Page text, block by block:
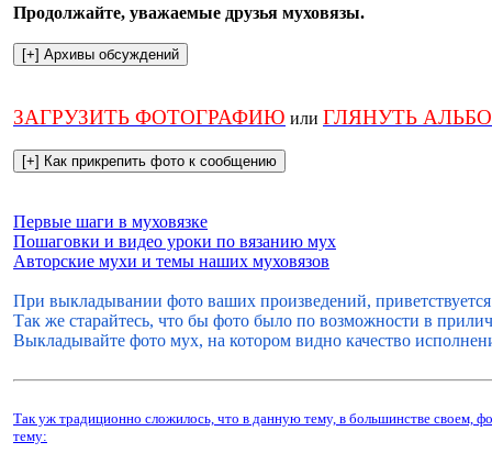
Продолжайте, уважаемые друзья муховязы.
ЗАГРУЗИТЬ ФОТОГРАФИЮ или ГЛЯНУТЬ
Первые шаги в муховязке
Пошаговки и видео уроки по вязанию мух
Авторские мухи и темы наших муховязов
При выкладывании фото ваших произведений,
Так же старайтесь, что бы фото было по возможности в
Выкладывайте фото мух, на котором видно качество
Так уж традиционно сложилось, что в данную тему, в большинстве своем,
тему: